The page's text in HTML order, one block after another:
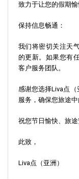
致力于让您的假期愉
保持信息畅通：
我们将密切关注天
的更新。如果您有
客户服务团队。
感谢您选择Liva点
服务，确保您旅途中
祝您节日愉快、旅途
此致，
Liva点（亚洲）